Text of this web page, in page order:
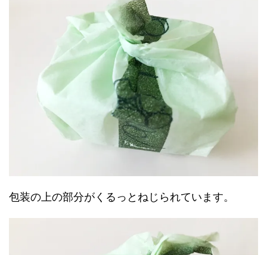
包装の上の部分がくるっとねじられています。